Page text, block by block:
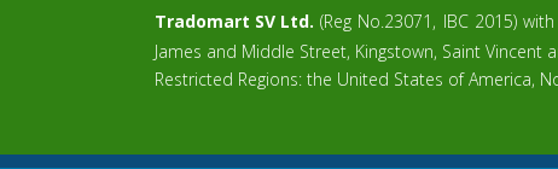
Tradomart SV Ltd. (Reg No.23071, IBC 2015)
James and Middle Street, Kingstown, Saint Vincent
Restricted Regions: the United States of America,